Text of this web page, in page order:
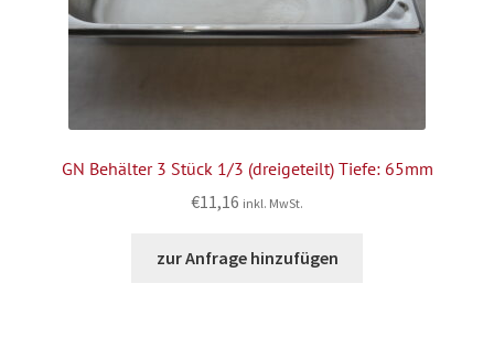
GN Behälter 3 Stück 1/3 (dreigeteilt) Tiefe: 65mm
€11,16 inkl. MwSt.
zur Anfrage hinzufügen